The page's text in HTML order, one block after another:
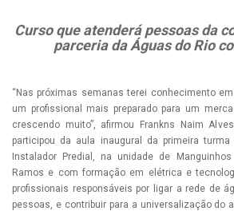
Curso que atenderá pessoas da
parceria da Águas do Rio
“Nas próximas semanas terei conhecimento
um profissional mais preparado para um
crescendo muito”, afirmou Frankns Naim
participou da aula inaugural da primeira
Instalador Predial, na unidade de
Ramos e com formação em elétrica e
profissionais responsáveis por ligar a rede de
pessoas, e contribuir para a universalização do